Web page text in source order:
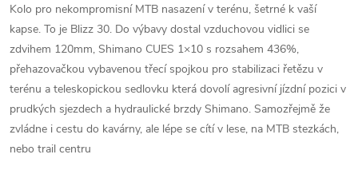
Kolo pro nekompromisní MTB nasazení v terénu, šetrné k vaší
kapse. To je Blizz 30. Do výbavy dostal vzduchovou vidlici se
zdvihem 120mm, Shimano CUES 1×10 s rozsahem 436%,
přehazovačkou vybavenou třecí spojkou pro stabilizaci řetězu v
terénu a teleskopickou sedlovku která dovolí agresivní jízdní pozici v
prudkých sjezdech a hydraulické brzdy Shimano. Samozřejmě že
zvládne i cestu do kavárny, ale lépe se cítí v lese, na MTB stezkách,
nebo trail centru